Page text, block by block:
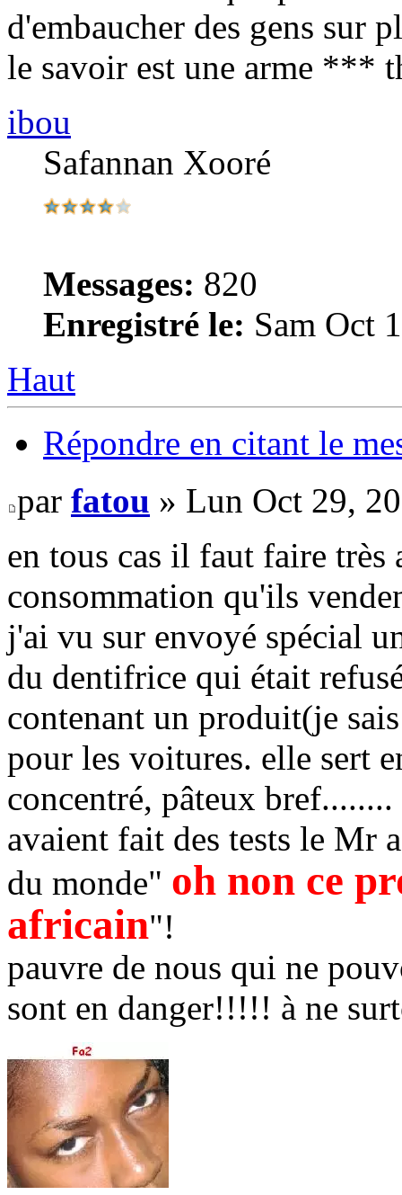
d'embaucher des gens sur
le savoir est une arme ***
ibou
Safannan Xooré
Messages: 820
Enregistré le: Sam Oct
Haut
Répondre en citant le
par fatou » Lun Oct 29,
en tous cas il faut faire
consommation qu'ils
j'ai vu sur envoyé spécial
du dentifrice qui était
contenant un produit(je
pour les voitures. elle sert
concentré, pâteux
avaient fait des tests le Mr
du monde" oh non ce
africain"!
pauvre de nous qui ne
sont en danger!!!!! à ne